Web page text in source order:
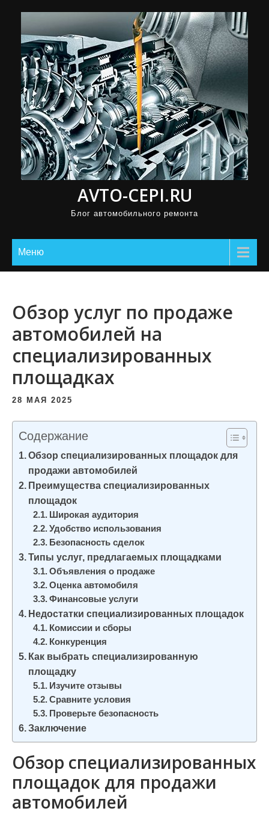
AVTO-CEPI.RU
Блог автомобильного ремонта
Меню
Обзор услуг по продаже
автомобилей на
специализированных
площадках
28 МАЯ 2025
Содержание
Обзор специализированных площадок для
продажи автомобилей
Преимущества специализированных
площадок
Широкая аудитория
Удобство использования
Безопасность сделок
Типы услуг, предлагаемых площадками
Объявления о продаже
Оценка автомобиля
Финансовые услуги
Недостатки специализированных площадок
Комиссии и сборы
Конкуренция
Как выбрать специализированную
площадку
Изучите отзывы
Сравните условия
Проверьте безопасность
Заключение
Обзор специализированных
площадок для продажи
автомобилей